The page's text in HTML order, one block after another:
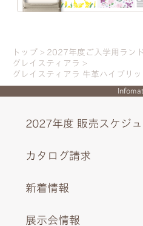
トップ 2027年度ご入学用ラン
グレイスティアラ
グレイスティアラ 牛革ハイブリ
2027年度 販売スケジ
カタログ請求
新着情報
展示会情報